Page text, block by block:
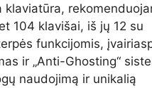
klaviatūra,
104 klavišai, iš jų 12 su
funkcijomis,
ir „Anti-Ghosting“
naudojimą ir unikalią